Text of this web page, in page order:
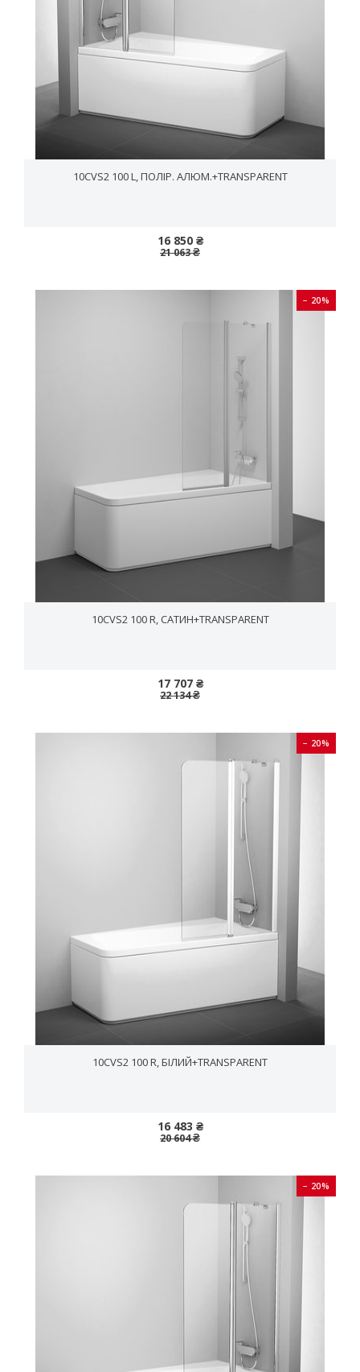
10CVS2 100 L, ПОЛІР. АЛЮМ.+TRANSPARENT
16 850 ₴
21 063 ₴
− 20%
10CVS2 100 R, CАТИН+TRANSPARENT
17 707 ₴
22 134 ₴
− 20%
10CVS2 100 R, БІЛИЙ+TRANSPARENT
16 483 ₴
20 604 ₴
− 20%